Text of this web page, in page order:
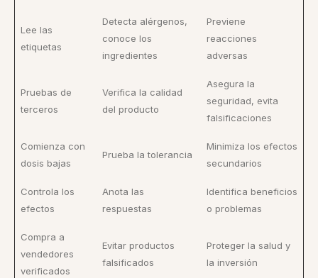
Lee las
etiquetas
Detecta alérgenos,
conoce los
ingredientes
Previene
reacciones
adversas
Pruebas de
terceros
Verifica la calidad
del producto
Asegura la
seguridad, evita
falsificaciones
Comienza con
dosis bajas
Prueba la tolerancia
Minimiza los efectos
secundarios
Controla los
efectos
Anota las
respuestas
Identifica beneficios
o problemas
Compra a
vendedores
verificados
Evitar productos
falsificados
Proteger la salud y
la inversión